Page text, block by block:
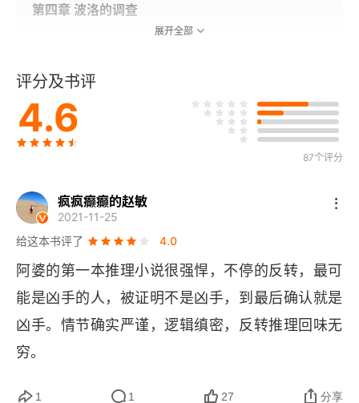
第四章 波洛的调查
第六章 聆讯
第七章 波洛偿还债务
第九章 包斯坦医生
第十章 逮捕
第十二章 最后一环
第十三章 波洛的解释
展开全部
评分及书评
4.6
87个评分
疯疯癫癫的赵敏
2021-11-25
给这本书评了
4.0
阿婆的第一本推理小说很强悍，不停的反转，最可
能是凶手的人，被证明不是凶手，到最后确认就是
凶手。情节确实严谨，逻辑缜密，反转推理回味无
穷。
1 1 27 分享